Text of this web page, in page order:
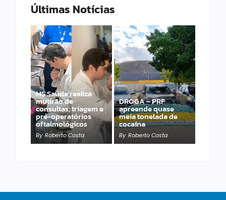
Últimas Notícias
MS Saúde realiza
mutirão de
consultas, triagem e
pré-operatórios
oftalmológicos
By Roberto Costa
DROGA – PRF
apreende quase
meia tonelada de
cocaína
By Roberto Costa
PRF apreende 20
pistolas e 40
carregadores na BR-
060
By Roberto Costa